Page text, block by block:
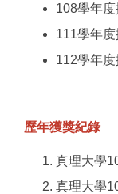
108學年度
111學年度
112學年度
歷年獲獎紀錄
真理大學
真理大學